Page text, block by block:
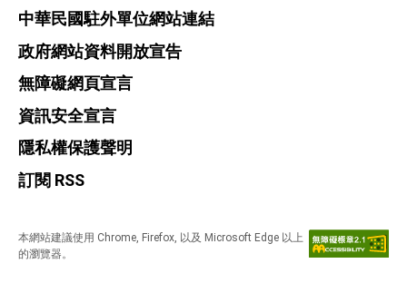
中華民國駐外單位網站連結
政府網站資料開放宣告
無障礙網頁宣言
資訊安全宣言
隱私權保護聲明
訂閱 RSS
本網站建議使用 Chrome, Firefox, 以及 Microsoft Edge 以上
的瀏覽器。